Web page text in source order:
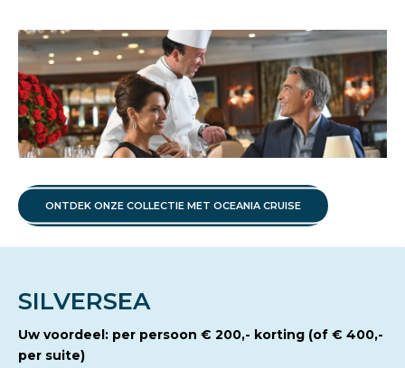
ONTDEK ONZE COLLECTIE MET OCEANIA CRUISE
SILVERSEA
Uw voordeel: per persoon € 200,- korting (of € 400,-
per suite)